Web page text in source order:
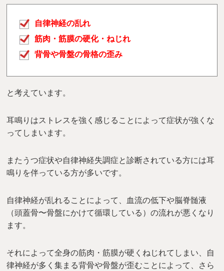
自律神経の乱れ
筋肉・筋膜の硬化・ねじれ
背骨や骨盤の骨格の歪み
と考えています。
耳鳴りはストレスを強く感じることによって症状が強くな
ってしまいます。
またうつ症状や自律神経失調症と診断されている方には耳
鳴りを伴っている方が多いです。
自律神経が乱れることによって、血流の低下や脳脊髄液
（頭蓋骨〜骨盤にかけて循環している）の流れが悪くなり
ます。
それによって全身の筋肉・筋膜が硬くねじれてしまい、自
律神経が多く集まる背骨や骨盤が歪むことによって、さら